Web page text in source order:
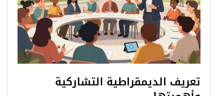
تعريف الديمقراطية التشاركية